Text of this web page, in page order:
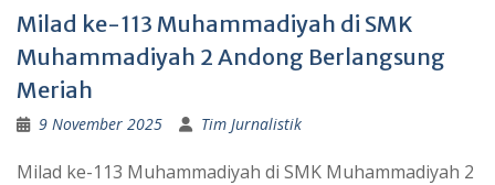
Milad ke-113 Muhammadiyah di SMK
Muhammadiyah 2 Andong Berlangsung
Meriah
9 November 2025 Tim Jurnalistik
Milad ke-113 Muhammadiyah di SMK Muhammadiyah 2